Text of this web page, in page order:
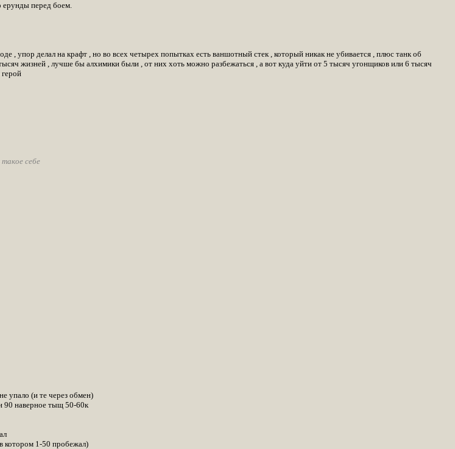
ерунды перед боем.
, упор делал на крафт , но во всех четырех попытках есть ваншотный стек , который никак не убивается , плюс танк об
жизней , лучше бы алхимики были , от них хоть можно разбежаться , а вот куда уйти от 5 тысяч угонщиков или 6 тысяч
себе
упало (и те через обмен)
90 наверное тыщ 50-60к
котором 1-50 пробежал)